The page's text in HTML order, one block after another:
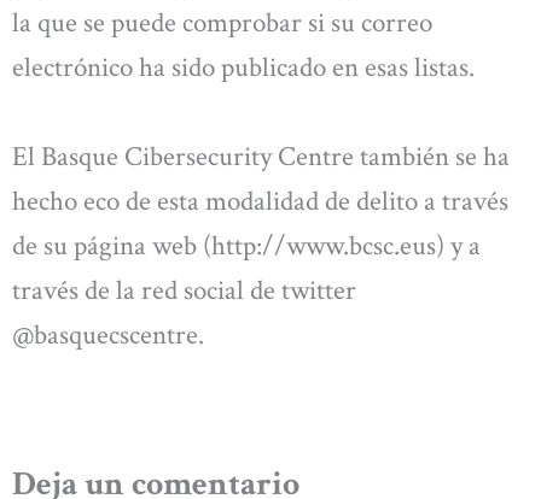
la que se puede comprobar si su correo
electrónico ha sido publicado en esas listas.
El Basque Cibersecurity Centre también se ha
hecho eco de esta modalidad de delito a través
de su página web (http://www.bcsc.eus) y a
través de la red social de twitter
@basquecscentre.
Deja un comentario